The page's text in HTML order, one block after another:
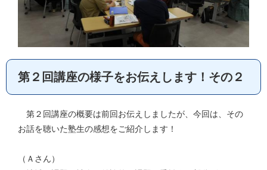
第２回講座の様子をお伝えします！その２
第２回講座の概要は前回お伝えしましたが、今回は、その
お話を聴いた塾生の感想をご紹介します！
（Ａさん）